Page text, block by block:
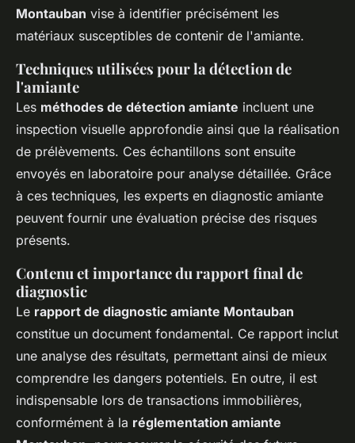
Montauban vise à identifier précisément les
matériaux susceptibles de contenir de l'amiante.
Techniques utilisées pour la détection de
l'amiante
Les méthodes de détection amiante incluent une
inspection visuelle approfondie ainsi que la réalisation
de prélèvements. Ces échantillons sont ensuite
envoyés en laboratoire pour analyse détaillée. Grâce
à ces techniques, les experts en diagnostic amiante
peuvent fournir une évaluation précise des risques
présents.
Contenu et importance du rapport final de
diagnostic
Le rapport de diagnostic amiante Montauban
constitue un document fondamental. Ce rapport inclut
une analyse des résultats, permettant ainsi de mieux
comprendre les dangers potentiels. En outre, il est
indispensable lors de transactions immobilières,
conformément à la réglementation amiante